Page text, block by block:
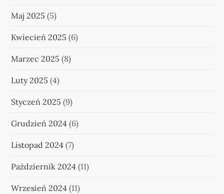
Maj 2025 (5)
Kwiecień 2025 (6)
Marzec 2025 (8)
Luty 2025 (4)
Styczeń 2025 (9)
Grudzień 2024 (6)
Listopad 2024 (7)
Październik 2024 (11)
Wrzesień 2024 (11)